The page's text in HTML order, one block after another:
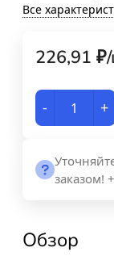
Все
226,91 ₽/
- +
заказом!
Обзор